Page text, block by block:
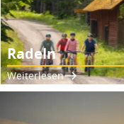
Radeln
Weiterlesen